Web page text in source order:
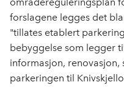
forslagene legges det
"tillates etablert
bebyggelse som legger
informasjon,
parkeringen til